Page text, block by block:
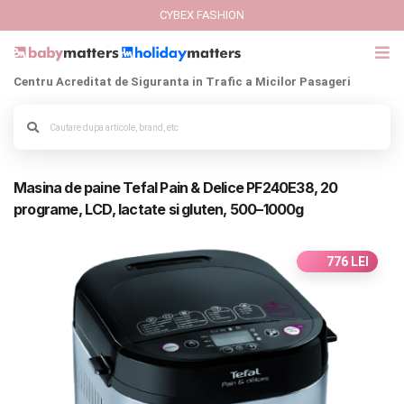
Italbaby Collections
CARUCIOARE COPII
SCAUNE AUTO
SCOICI AUTO
CYBEX FASHION
Centru Acreditat de Siguranta in Trafic a Micilor Pasageri
Masina de paine Tefal Pain & Delice PF240E38, 20
programe, LCD, lactate si gluten, 500–1000g
776 LEI